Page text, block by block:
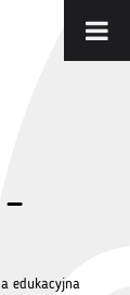
edukacyjna